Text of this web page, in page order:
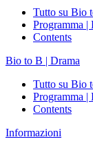
Tutto su Bio
Programma |
Contents
Bio to B | Drama
Tutto su Bio
Programma |
Contents
Informazioni